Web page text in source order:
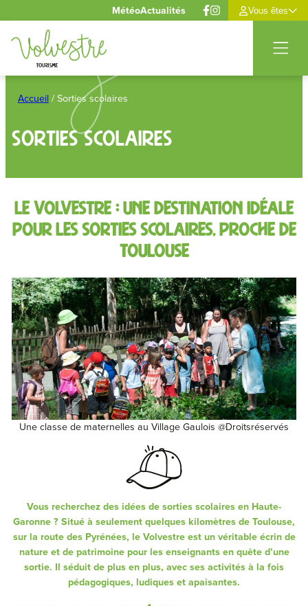
Panneau de gestion des cookies
MétéoActualités Vous êtes
Accueil / Sorties scolaires
Sorties scolaires
Le Volvestre : une destination idéale
pour les sorties scolaires, proche de
Toulouse
Une classe de maternelles au Village Gaulois @Droitsréservés
Vous recherchez des idées de sorties scolaires en Haute-
Garonne ? Situé à seulement quelques kilomètres de Toulouse,
sur la route des Pyrénées, le Volvestre est un véritable écrin de
nature et de patrimoine pour les enseignants en quête d’une
sortie. Il séduit de plus en plus, avec ses activités à la fois
pédagogiques, ludiques et apaisantes.